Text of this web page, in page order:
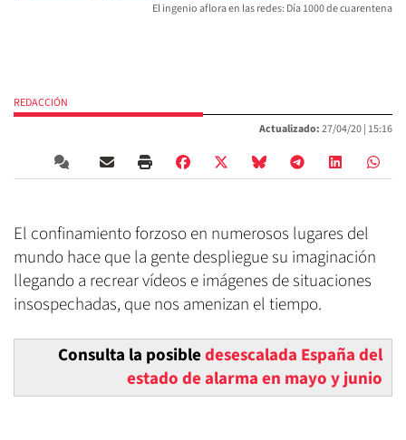
El ingenio aflora en las redes: Día 1000 de cuarentena
REDACCIÓN
Actualizado:27/04/20 | 15:16
El confinamiento forzoso en numerosos lugares del
mundo hace que la gente despliegue su imaginación
llegando a recrear vídeos e imágenes de situaciones
insospechadas, que nos amenizan el tiempo.
Consulta la posibledesescalada España del
estado de alarma en mayo y junio